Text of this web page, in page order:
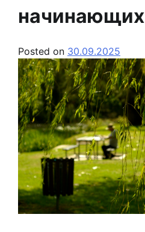
начинающих
Posted on 30.09.2025